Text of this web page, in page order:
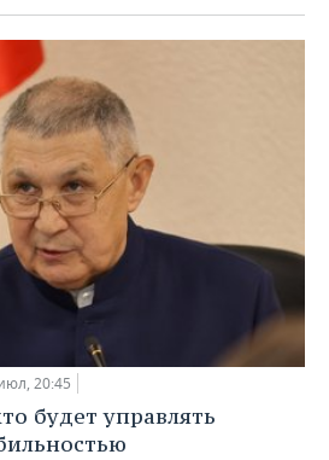
20:45
будет управлять